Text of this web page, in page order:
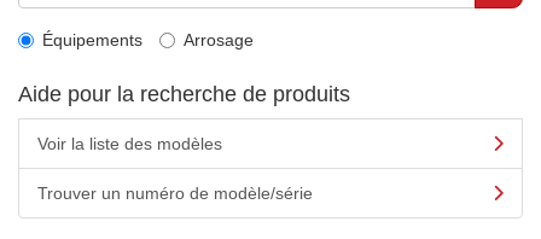
Équipements Arrosage
Aide pour la recherche de produits
Voir la liste des modèles
Trouver un numéro de modèle/série